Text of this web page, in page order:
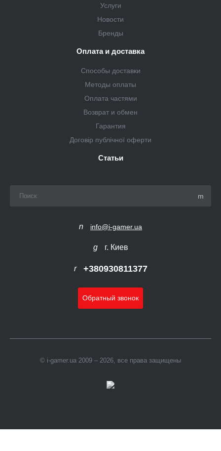
Услуги
Новости
Бренды
Оплата и доставка
Способы доставки
Методы оплаты
Оплата частями
Возврат и обмен
Гарантия
Договір публічної оферти
Статьи
info@i-gamer.ua
г. Киев
+380930811377
Обратный звонок
© i-gamer.ua 2009 – 2026, все права защищены